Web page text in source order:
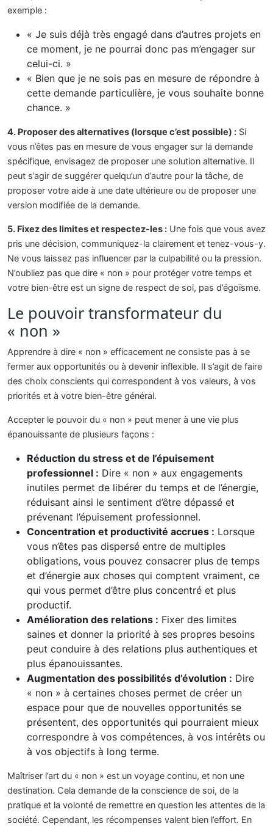
exemple :
« Je suis déjà très engagé dans d’autres projets en
ce moment, je ne pourrai donc pas m’engager sur
celui-ci. »
« Bien que je ne sois pas en mesure de répondre à
cette demande particulière, je vous souhaite bonne
chance. »
4. Proposer des alternatives (lorsque c’est possible) : Si
vous n’êtes pas en mesure de vous engager sur la demande
spécifique, envisagez de proposer une solution alternative. Il
peut s’agir de suggérer quelqu’un d’autre pour la tâche, de
proposer votre aide à une date ultérieure ou de proposer une
version modifiée de la demande.
5. Fixez des limites et respectez-les : Une fois que vous avez
pris une décision, communiquez-la clairement et tenez-vous-y.
Ne vous laissez pas influencer par la culpabilité ou la pression.
N’oubliez pas que dire « non » pour protéger votre temps et
votre bien-être est un signe de respect de soi, pas d’égoïsme.
Le pouvoir transformateur du
« non »
Apprendre à dire « non » efficacement ne consiste pas à se
fermer aux opportunités ou à devenir inflexible. Il s’agit de faire
des choix conscients qui correspondent à vos valeurs, à vos
priorités et à votre bien-être général.
Accepter le pouvoir du « non » peut mener à une vie plus
épanouissante de plusieurs façons :
Réduction du stress et de l’épuisement
professionnel : Dire « non » aux engagements
inutiles permet de libérer du temps et de l’énergie,
réduisant ainsi le sentiment d’être dépassé et
prévenant l’épuisement professionnel.
Concentration et productivité accrues : Lorsque
vous n’êtes pas dispersé entre de multiples
obligations, vous pouvez consacrer plus de temps
et d’énergie aux choses qui comptent vraiment, ce
qui vous permet d’être plus concentré et plus
productif.
Amélioration des relations : Fixer des limites
saines et donner la priorité à ses propres besoins
peut conduire à des relations plus authentiques et
plus épanouissantes.
Augmentation des possibilités d’évolution : Dire
« non » à certaines choses permet de créer un
espace pour que de nouvelles opportunités se
présentent, des opportunités qui pourraient mieux
correspondre à vos compétences, à vos intérêts ou
à vos objectifs à long terme.
Maîtriser l’art du « non » est un voyage continu, et non une
destination. Cela demande de la conscience de soi, de la
pratique et la volonté de remettre en question les attentes de la
société. Cependant, les récompenses valent bien l’effort. En